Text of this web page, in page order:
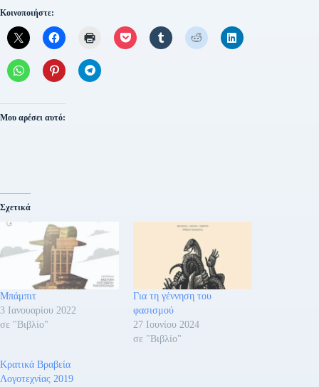
Κοινοποιήστε:
Μου αρέσει αυτό:
Σχετικά
Μπάμπιτ
3 Ιανουαρίου 2022
σε "Βιβλίο"
Για τη γέννηση του
φασισμού
27 Ιουνίου 2024
σε "Βιβλίο"
Κρατικά Βραβεία
Λογοτεχνίας 2019